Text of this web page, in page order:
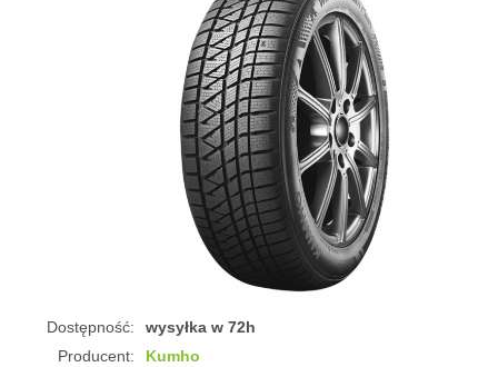
Dostępność:
wysyłka w 72h
Producent:
Kumho